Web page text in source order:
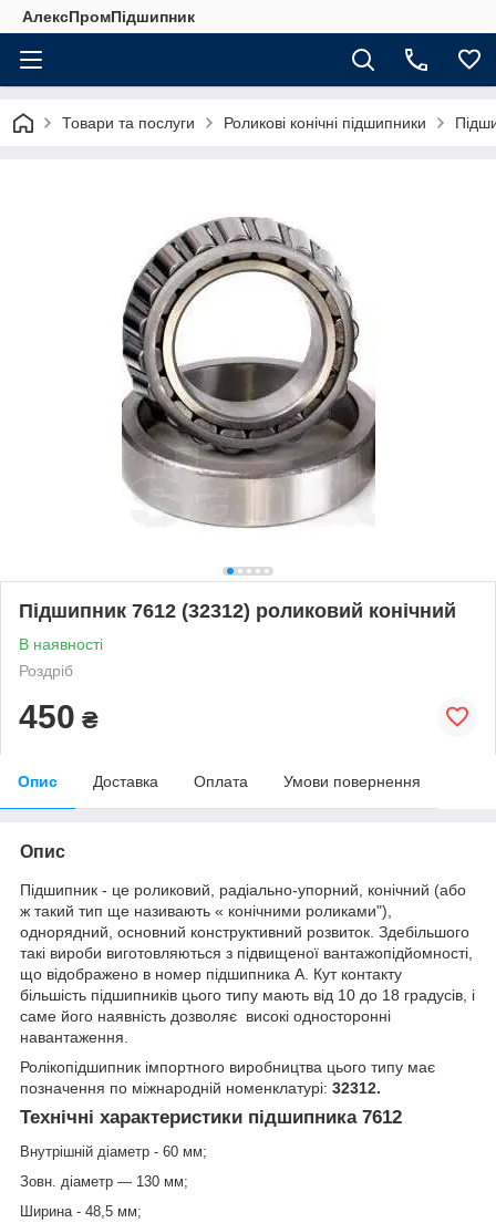
АлексПромПідшипник
Товари та послуги Роликові конічні підшипники
Підшипник 7612 (32312) роликовий конічний
В наявності
Роздріб
450 ₴
Опис Доставка Оплата Умови повернення
Опис
Підшипник - це роликовий, радіально-упорний, конічний (або
ж такий тип ще називають « конічними роликами"),
однорядний, основний конструктивний розвиток. Здебільшого
такі вироби виготовляються з підвищеної вантажопідйомності,
що відображено в номер підшипника А. Кут контакту
більшість підшипників цього типу мають від 10 до 18 градусів, і
саме його наявність дозволяє високі односторонні
навантаження.
Ролікопідшипник імпортного виробництва цього типу має
позначення по міжнародній номенклатурі: 32312.
Технічні характеристики підшипника 7612
Внутрішній діаметр - 60 мм;
Зовн. діаметр — 130 мм;
Ширина - 48,5 мм;